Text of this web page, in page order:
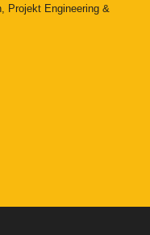
Projekt Engineering &